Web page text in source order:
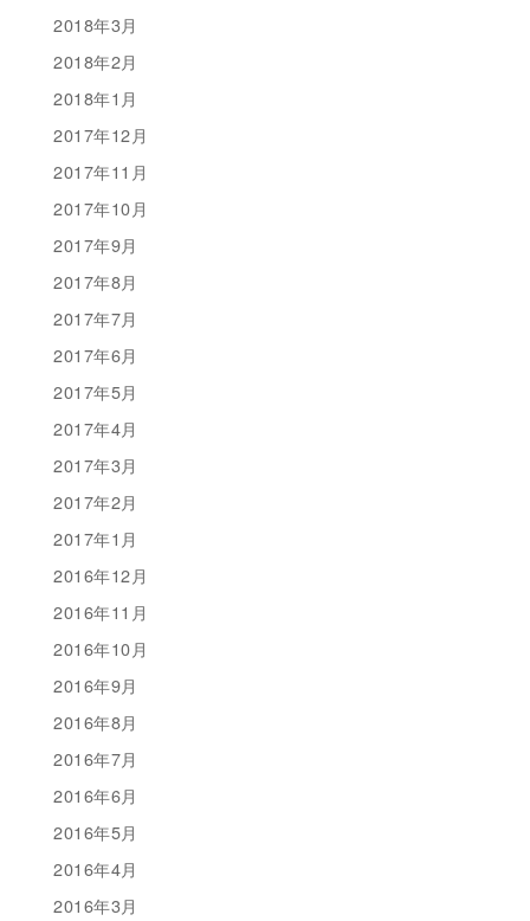
2018年3月
2018年2月
2018年1月
2017年12月
2017年11月
2017年10月
2017年9月
2017年8月
2017年7月
2017年6月
2017年5月
2017年4月
2017年3月
2017年2月
2017年1月
2016年12月
2016年11月
2016年10月
2016年9月
2016年8月
2016年7月
2016年6月
2016年5月
2016年4月
2016年3月